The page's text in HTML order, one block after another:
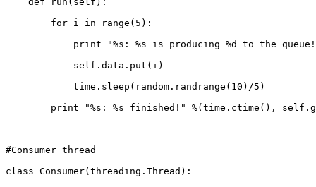
        for i in range(5):
print "%s: %s is producing %d to the
            self.data.put(i)
            time.sleep(random.randrange(10)/5)
print "%s: %s finished!" %(time.ctime(),
#Consumer thread
class Consumer(threading.Thread):